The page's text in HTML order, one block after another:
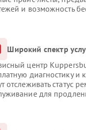
и возможность
Широкий спектр
центр
диагностику
отслеживать статус
для